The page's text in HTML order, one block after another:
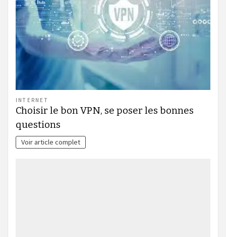
INTERNET
Choisir le bon VPN, se poser les bonnes
questions
Voir article complet